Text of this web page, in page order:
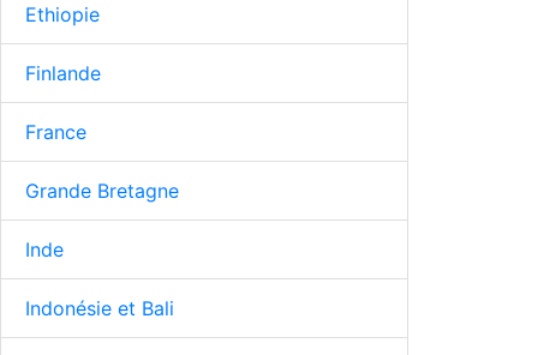
Ethiopie
Finlande
France
Grande Bretagne
Inde
Indonésie et Bali